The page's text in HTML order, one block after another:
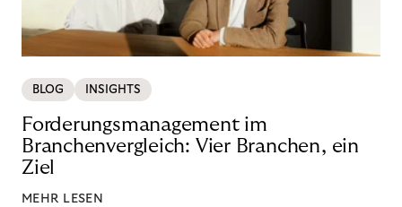
BLOG INSIGHTS
Forderungsmanagement im
Branchenvergleich: Vier Branchen, ein
Ziel
MEHR LESEN